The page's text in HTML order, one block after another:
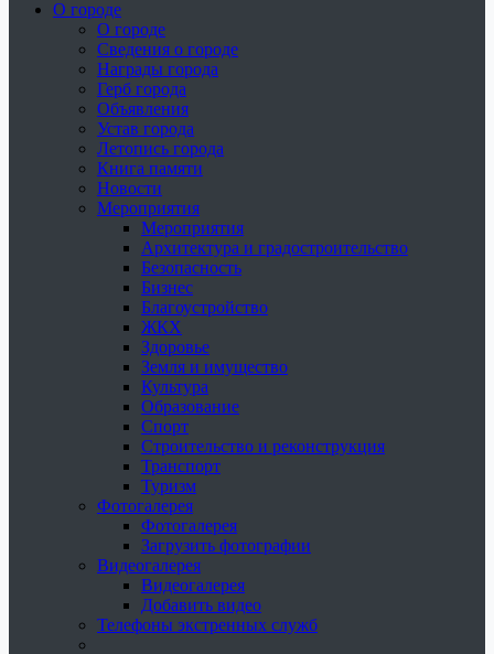
О городе
О городе
Сведения о городе
Награды города
Герб города
Объявления
Устав города
Летопись города
Книга памяти
Новости
Мероприятия
Мероприятия
Архитектура и градостроительство
Безопасность
Бизнес
Благоустройство
ЖКХ
Здоровье
Земля и имущество
Культура
Образование
Спорт
Строительство и реконструкция
Транспорт
Туризм
Фотогалерея
Фотогалерея
Загрузить фотографии
Видеогалерея
Видеогалерея
Добавить видео
Телефоны экстренных служб